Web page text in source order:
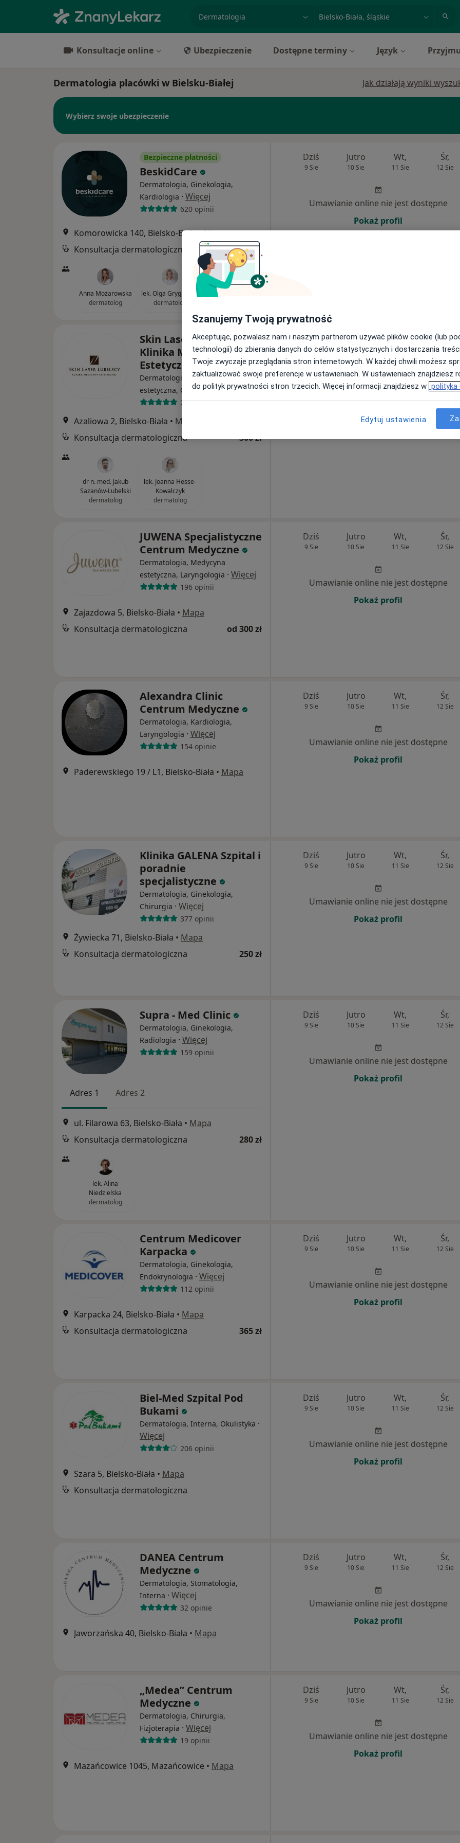
miasto lub dzielnica
Konsultacje online Ubezpieczenie Dostępne terminy Język
Dermatologia placówki w Bielsku-Białej Jak działają wyniki
Wybierz swoje ubezpieczenie
Bezpieczne płatności
BeskidCare
Dermatologia, Ginekologia,
Kardiologia · Więcej
620 opinii
Komorowicka 140, Bielsko-Biała•Mapa
Konsultacja dermatologiczna
od 280 zł
Anna Możarowska
dermatolog
lek. Olga Grygierzec
dermatolog
Dziś
9 Sie
Jutro
10 Sie
Wt,
11 Sie
Śr,
12 Sie
Umawianie online nie jest dostępne
Pokaż profil
Skin Laser Lubelscy
Klinika Medycyny
Estetycznej
Dermatologia, Medycyna
estetyczna, Chirurgia·Więcej
277 opinii
Azaliowa 2, Bielsko-Biała • Mapa
Konsultacja dermatologiczna
300 zł
dr n. med. Jakub
Sazanów-Lubelski
dermatolog
lek. Joanna Hesse-
Kowalczyk
dermatolog
Dziś
9 Sie
Jutro
10 Sie
Wt,
11 Sie
Śr,
12 Sie
Umawianie online nie jest dostępne
JUWENA Specjalistyczne
Centrum Medyczne
Dermatologia, Medycyna
estetyczna, Laryngologia · Więcej
196 opinii
Zajazdowa 5, Bielsko-Biała • Mapa
Konsultacja dermatologiczna
od 300 zł
Dziś
9 Sie
Jutro
10 Sie
Wt,
11 Sie
Śr,
12 Sie
Umawianie online nie jest dostępne
Pokaż profil
Alexandra Clinic
Centrum Medyczne
Dermatologia, Kardiologia,
Laryngologia · Więcej
154 opinie
Paderewskiego 19 / L1, Bielsko-Biała • Mapa
Dziś
9 Sie
Jutro
10 Sie
Wt,
11 Sie
Śr,
12 Sie
Umawianie online nie jest dostępne
Pokaż profil
Klinika GALENA Szpital i
poradnie
specjalistyczne
Dermatologia, Ginekologia,
Chirurgia · Więcej
377 opinii
Żywiecka 71, Bielsko-Biała • Mapa
Konsultacja dermatologiczna
250 zł
Dziś
9 Sie
Jutro
10 Sie
Wt,
11 Sie
Śr,
12 Sie
Umawianie online nie jest dostępne
Pokaż profil
Supra - Med Clinic
Dermatologia, Ginekologia,
Radiologia · Więcej
159 opinii
Adres 1 Adres 2
ul. Filarowa 63, Bielsko-Biała • Mapa
Konsultacja dermatologiczna
280 zł
lek. Alina
Niedzielska
dermatolog
Dziś
9 Sie
Jutro
10 Sie
Wt,
11 Sie
Śr,
12 Sie
Umawianie online nie jest dostępne
Pokaż profil
Centrum Medicover
Karpacka
Dermatologia, Ginekologia,
Endokrynologia · Więcej
112 opinii
Karpacka 24, Bielsko-Biała • Mapa
Konsultacja dermatologiczna
365 zł
Dziś
9 Sie
Jutro
10 Sie
Wt,
11 Sie
Śr,
12 Sie
Umawianie online nie jest dostępne
Pokaż profil
Biel-Med Szpital Pod
Bukami
Dermatologia, Interna, Okulistyka ·
Więcej
206 opinii
Szara 5, Bielsko-Biała • Mapa
Konsultacja dermatologiczna
Dziś
9 Sie
Jutro
10 Sie
Wt,
11 Sie
Śr,
12 Sie
Umawianie online nie jest dostępne
Pokaż profil
DANEA Centrum
Medyczne
Dermatologia, Stomatologia,
Interna · Więcej
32 opinie
Jaworzańska 40, Bielsko-Biała • Mapa
Dziś
9 Sie
Jutro
10 Sie
Wt,
11 Sie
Śr,
12 Sie
Umawianie online nie jest dostępne
Pokaż profil
„Medea” Centrum
Medyczne
Dermatologia, Chirurgia,
Fizjoterapia · Więcej
19 opinii
Mazańcowice 1045, Mazańcowice • Mapa
Dziś
9 Sie
Jutro
10 Sie
Wt,
11 Sie
Śr,
12 Sie
Umawianie online nie jest dostępne
Pokaż profil
Szanujemy Twoją prywatność
Akceptując, pozwalasz nam i naszym partnerom używać plików cookie (lub
technologii) do zbierania danych do celów statystycznych i dostarczania
Twoje zwyczaje przeglądania stron internetowych. W każdej chwili możesz
zaktualizować swoje preferencje w ustawieniach. W ustawieniach znajdziesz
do polityk prywatności stron trzecich. Więcej informacji znajdziesz w polityka
Edytuj ustawienia